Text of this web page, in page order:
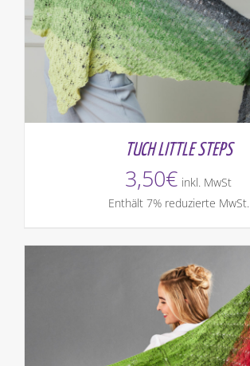
TUCH LITTLE STEPS
3,50€ inkl. MwSt
Enthält 7% reduzierte MwSt.